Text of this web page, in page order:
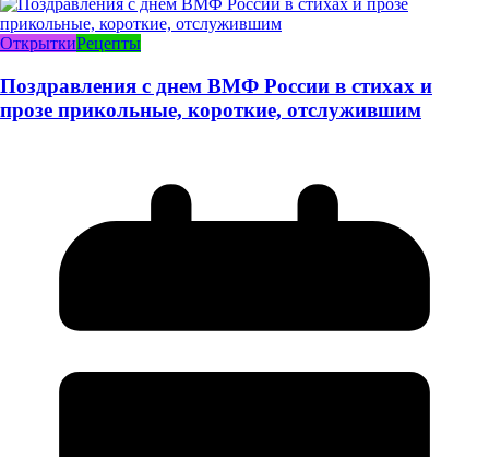
ОткрыткиРецепты
Поздравления с днем ВМФ России в стихах и
прозе прикольные, короткие, отслужившим